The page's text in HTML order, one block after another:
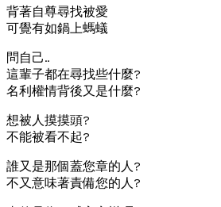
背著自尊尋找被愛
可覺有如鍋上螞蟻
問自己..
這輩子都在尋找些什麼?
名利權情背後又是什麼?
想被人摸摸頭?
不能被看不起?
誰又是那個蓋您章的人?
不又意味著責備您的人?